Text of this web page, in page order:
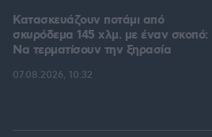
Κατασκευάζουν ποτάμι από
σκυρόδεμα 145 χλμ. με έναν σκοπό:
Να τερματίσουν την ξηρασία
07.08.2026, 10:32